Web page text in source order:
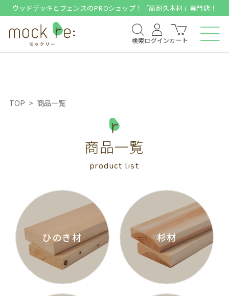
ウッドデッキとフェンスのPROショップ！「高耐久木材」専門店！
検索ログインカート
TOP 商品一覧
商品一覧
product list
ひのき材 杉材